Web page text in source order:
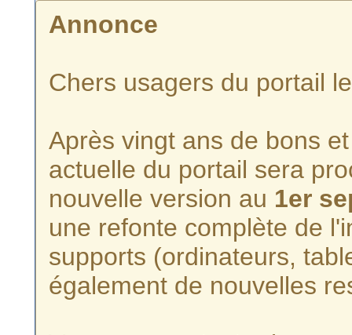
Annonce
Chers usagers du portail
Après vingt ans de bons
actuelle du portail sera
nouvelle version au 1er
une refonte complète de
supports (ordinateurs,
également de nouvelles